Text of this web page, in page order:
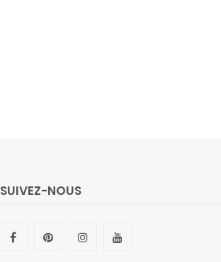
SUIVEZ-NOUS